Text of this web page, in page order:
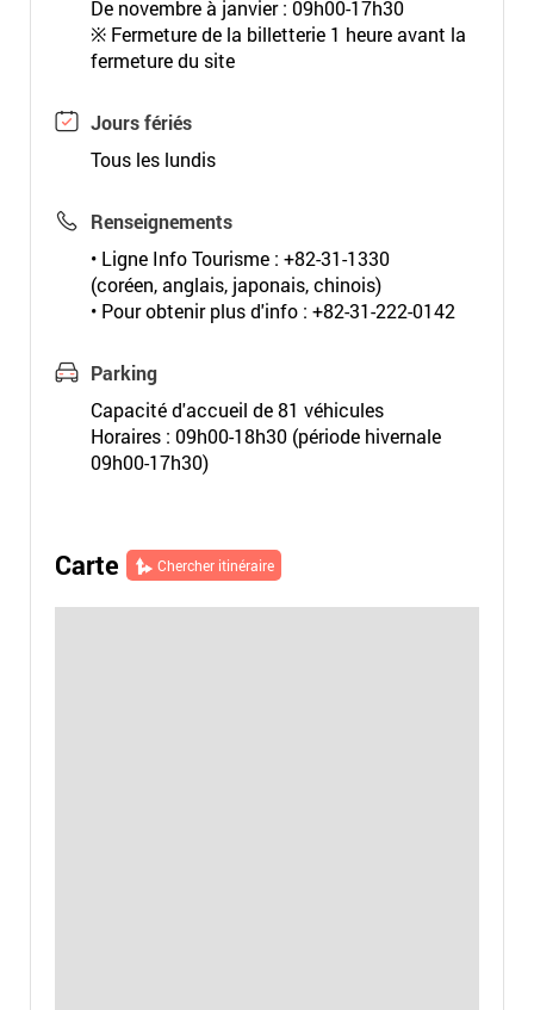
De novembre à janvier : 09h00-17h30
※ Fermeture de la billetterie 1 heure avant la
fermeture du site
Jours fériés
Tous les lundis
Renseignements
• Ligne Info Tourisme : +82-31-1330
(coréen, anglais, japonais, chinois)
• Pour obtenir plus d'info : +82-31-222-0142
Parking
Capacité d'accueil de 81 véhicules
Horaires : 09h00-18h30 (période hivernale
09h00-17h30)
Carte Chercher itinéraire